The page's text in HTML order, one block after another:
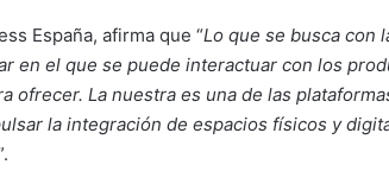
España, afirma que “Lo que se busca con
en el que se puede interactuar con los
ofrecer. La nuestra es una de las
la integración de espacios físicos y